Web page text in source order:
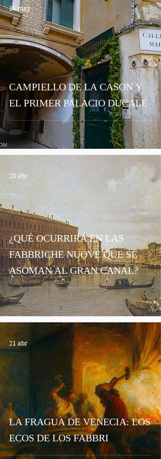
CAMPIELLO DE LA CASON Y
EL PRIMER PALACIO DUCALE
16 may
¿QUÉ OCURRIRÁ EN LAS
FABBRICHE NUOVE QUE SE
ASOMAN AL GRAN CANAL?
28 abr
LA FRAGUA DE VENECIA: LOS
ECOS DE LOS FABBRI
21 abr